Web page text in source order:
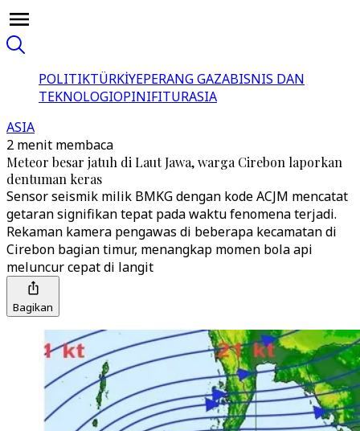
POLITIKTÜRKİYEPERANG GAZABISNIS DAN
TEKNOLOGIOPINIFITURASIA
ASIA
2 menit membaca
Meteor besar jatuh di Laut Jawa, warga Cirebon laporkan
dentuman keras
Sensor seismik milik BMKG dengan kode ACJM mencatat
getaran signifikan tepat pada waktu fenomena terjadi.
Rekaman kamera pengawas di beberapa kecamatan di
Cirebon bagian timur, menangkap momen bola api
meluncur cepat di langit
Bagikan